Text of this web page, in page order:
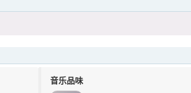
音乐品味